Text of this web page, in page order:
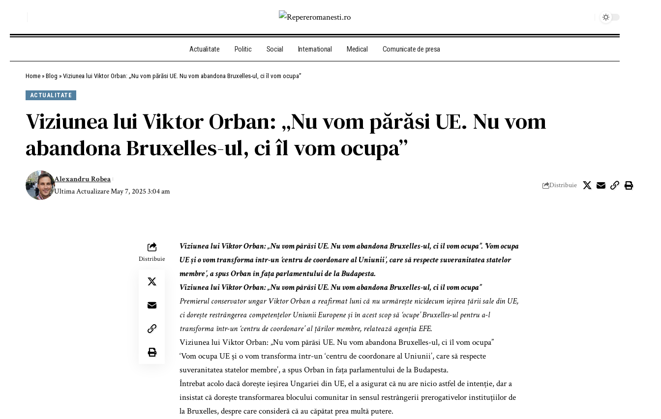
Actualitate Politic Social International Medical Comunicate de presa
Home » Blog » Viziunea lui Viktor Orban: „Nu vom părăsi UE. Nu vom abandona Bruxelles-ul, ci îl vom ocupa”
ACTUALITATE
Viziunea lui Viktor Orban: „Nu vom părăsi UE. Nu vom
abandona Bruxelles-ul, ci îl vom ocupa”
Ultima Actualizare May 7, 2025 3:04 am
Alexandru Robea
Distribuie
Distribuie
Viziunea lui Viktor Orban: „Nu vom părăsi UE. Nu vom abandona Bruxelles-ul, ci îl vom ocupa”. ‘Vom ocupa
UE și o vom transforma într-un ‘centru de coordonare al Uniunii’, care să respecte suveranitatea statelor
membre’, a spus Orban în fața parlamentului de la Budapesta.
Viziunea lui Viktor Orban: „Nu vom părăsi UE. Nu vom abandona Bruxelles-ul, ci îl vom ocupa”
Premierul conservator ungar Viktor Orban a reafirmat luni că nu urmărește nicidecum ieșirea țării sale din UE,
ci dorește restrângerea competențelor Uniunii Europene și în acest scop să ‘ocupe’ Bruxelles-ul pentru a-l
transforma într-un ‘centru de coordonare’ al țărilor membre, relatează agenția EFE.
Viziunea lui Viktor Orban: „Nu vom părăsi UE. Nu vom abandona Bruxelles-ul, ci îl vom ocupa”
‘Vom ocupa UE și o vom transforma într-un ‘centru de coordonare al Uniunii’, care să respecte
suveranitatea statelor membre’, a spus Orban în fața parlamentului de la Budapesta.
Întrebat acolo dacă dorește ieșirea Ungariei din UE, el a asigurat că nu are nicio astfel de intenție, dar a
insistat că dorește transformarea blocului comunitar în sensul restrângerii prerogativelor instituțiilor de
la Bruxelles, despre care consideră că au căpătat prea multă putere.